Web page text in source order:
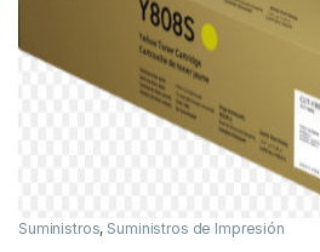
Suministros, Suministros de Impresión